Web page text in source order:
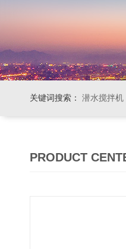
关键词搜索： 潜水搅拌机
PRODUCT